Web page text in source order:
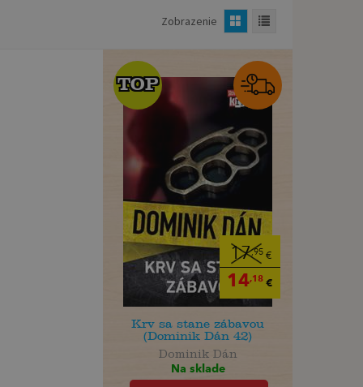
Zobrazenie
17,95€
14,18€
TOP
TOP
Krv sa stane zábavou
(Dominik Dán 42)
Dominik Dán
Na sklade